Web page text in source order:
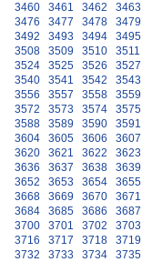
3460
3461 3462 3463
3476
3477 3478 3479
3492
3493 3494 3495
3508
3509 3510 3511
3524
3525 3526 3527
3540
3541 3542 3543
3556
3557 3558 3559
3572
3573 3574 3575
3588
3589 3590 3591
3604
3605 3606 3607
3620
3621 3622 3623
3636
3637 3638 3639
3652
3653 3654 3655
3668
3669 3670 3671
3684
3685 3686 3687
3700
3701 3702 3703
3716
3717 3718 3719
3732
3733 3734 3735